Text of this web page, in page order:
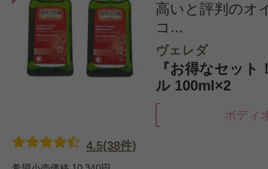
高いと評判のオ
コ...
ヴェレダ
『お得なセッ
ル 100ml×2
ボディ
4.5(38件)